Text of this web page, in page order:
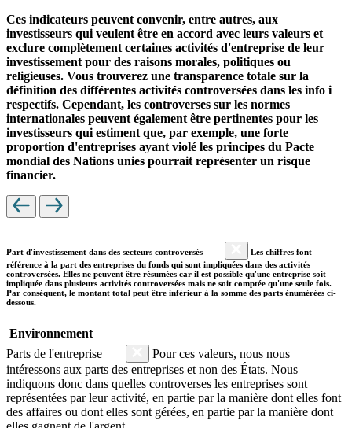
Ces indicateurs peuvent convenir, entre autres, aux
investisseurs qui veulent être en accord avec leurs valeurs et
exclure complètement certaines activités d'entreprise de leur
investissement pour des raisons morales, politiques ou
religieuses. Vous trouverez une transparence totale sur la
définition des différentes activités controversées dans les info i
respectifs. Cependant, les controverses sur les normes
internationales peuvent également être pertinentes pour les
investisseurs qui estiment que, par exemple, une forte
proportion d'entreprises ayant violé les principes du Pacte
mondial des Nations unies pourrait représenter un risque
financier.
Part d'investissement dans des secteurs controversés
Les chiffres font
référence à la part des entreprises du fonds qui sont impliquées dans des activités
controversées. Elles ne peuvent être résumées car il est possible qu'une entreprise soit
impliquée dans plusieurs activités controversées mais ne soit comptée qu'une seule fois.
Par conséquent, le montant total peut être inférieur à la somme des parts énumérées ci-
dessous.
Environnement
Parts de l'entreprise
Pour ces valeurs, nous nous
intéressons aux parts des entreprises et non des États. Nous
indiquons donc dans quelles controverses les entreprises sont
représentées par leur activité, en partie par la manière dont elles font
des affaires ou dont elles sont gérées, en partie par la manière dont